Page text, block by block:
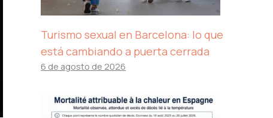
Turismo sexual en Barcelona: lo que
está cambiando a puerta cerrada
6 de agosto de 2026